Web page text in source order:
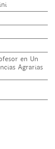
en Un
Agrarias